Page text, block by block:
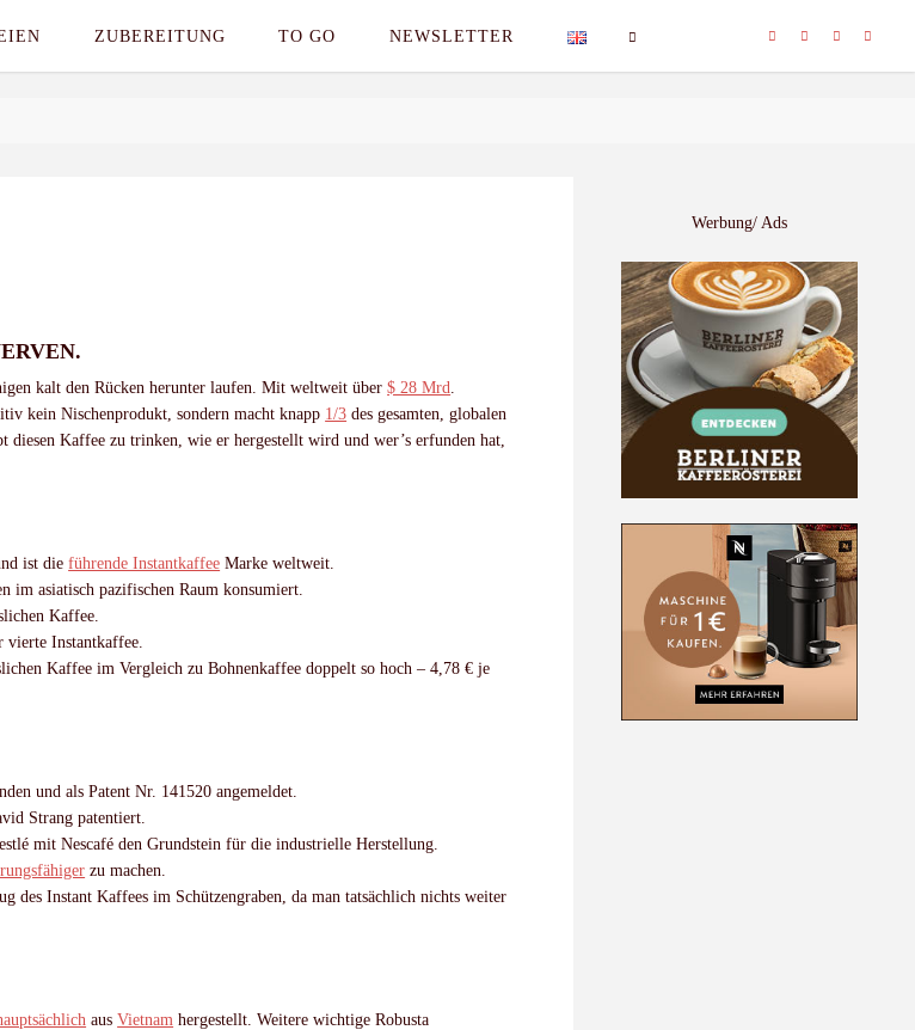
ZUBEREITUNG TO GO NEWSLETTER
kalt den Rücken herunter laufen. Mit weltweit über$ 28 Mrd
kein Nischenprodukt, sondern macht knapp 1/3 des gesamten, globalen
diesen Kaffee zu trinken, wie er hergestellt wird und wer’s erfunden hat,
ist dieführende Instantkaffee Marke weltweit.
im asiatisch pazifischen Raum konsumiert.
Kaffee.
vierteInstantkaffee.
Kaffee im Vergleich zu Bohnenkaffee doppelt so hoch – 4,78 € je
und als Patent Nr. 141520 angemeldet.
Strang patentiert.
mit Nescafé den Grundstein für die industrielle Herstellung.
zu machen.
des Instant Kaffees im Schützengraben, da man tatsächlich nichts weiter
ausVietnam hergestellt. Weitere wichtige Robusta
Werbung/ Ads